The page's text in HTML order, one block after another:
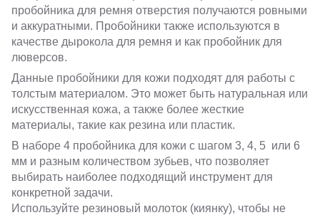
пробойника для ремня отверстия получаются ровными
и аккуратными. Пробойники также используются в
качестве дырокола для ремня и как пробойник для
люверсов.
Данные пробойники для кожи подходят для работы с
толстым материалом. Это может быть натуральная или
искусственная кожа, а также более жесткие
материалы, такие как резина или пластик.
В наборе 4 пробойника для кожи с шагом 3, 4, 5 или 6
мм и разным количеством зубьев, что позволяет
выбирать наиболее подходящий инструмент для
конкретной задачи.
Используйте резиновый молоток (киянку), чтобы не